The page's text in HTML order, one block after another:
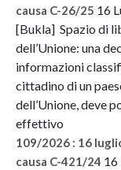
causa C-26/25 16
[Bukla] Spazio di
dell’Unione: una
informazioni
cittadino di un
dell’Unione, deve
effettivo
109/2026 : 16
causa C-421/24 16